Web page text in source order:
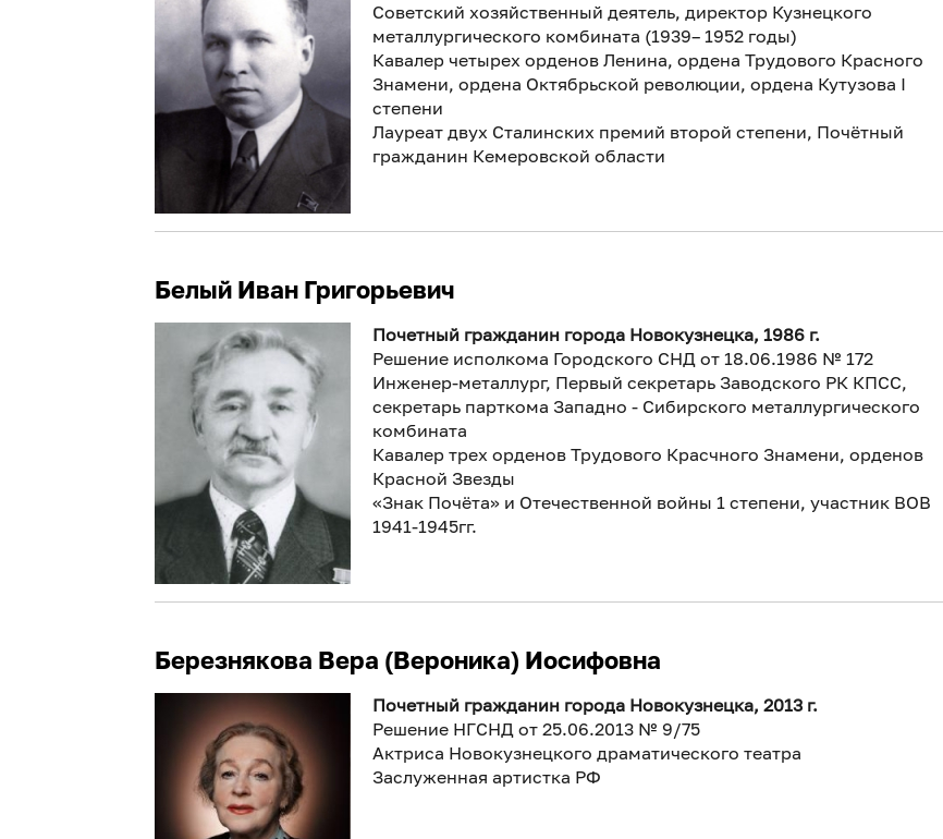
Советский хозяйственный деятель, директор Кузнецкого
металлургического комбината (1939– 1952 годы)
Кавалер четырех орденов Ленина, ордена Трудового Красного
Знамени, ордена Октябрьской революции, ордена Кутузова I
степени
Лауреат двух Сталинских премий второй степени, Почётный
гражданин Кемеровской области
Белый Иван Григорьевич
Почетный гражданин города Новокузнецка, 1986 г.
Решение исполкома Городского СНД от 18.06.1986 № 172
Инженер-металлург, Первый секретарь Заводского РК КПСС,
секретарь парткома Западно - Сибирского металлургического
комбината
Кавалер трех орденов Трудового Красчного Знамени, орденов
Красной Звезды
«Знак Почёта» и Отечественной войны 1 степени, участник ВОВ
1941-1945гг.
Березнякова Вера (Вероника) Иосифовна
Почетный гражданин города Новокузнецка, 2013 г.
Решение НГСНД от 25.06.2013 № 9/75
Актриса Новокузнецкого драматического театра
Заслуженная артистка РФ